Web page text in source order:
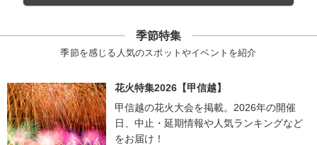
季節特集
季節を感じる人気のスポットやイベントを紹介
花火特集2026【甲信越】
甲信越の花火大会を掲載。2026年の開催
日、中止・延期情報や人気ランキングなど
をお届け！